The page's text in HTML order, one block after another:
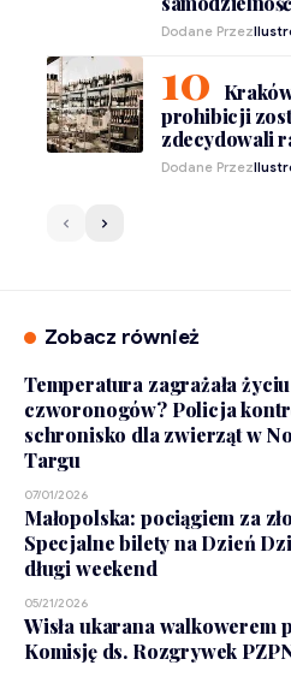
Dodane Przez
prohibicji
zdecydowali
Dodane Przez
Zobacz również
Temperatura zagrażała życiu
czworonogów? Policja
schronisko dla zwierząt w
Targu
07/01/2026
Małopolska: pociągiem za
Specjalne bilety na Dzień
długi weekend
05/21/2026
Wisła ukarana walkowerem
Komisję ds. Rozgrywek